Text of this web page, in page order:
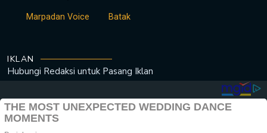
Marpadan Voice Batak
IKLAN
Hubungi Redaksi untuk Pasang Iklan